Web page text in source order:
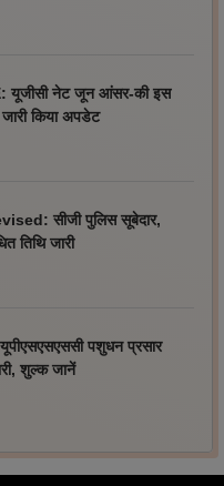
यूजीसी नेट जून आंसर-की इस
किया अपडेट
सीजी पुलिस सूबेदार,
तिथि जारी
पशुधन प्रसार
शुल्क जानें